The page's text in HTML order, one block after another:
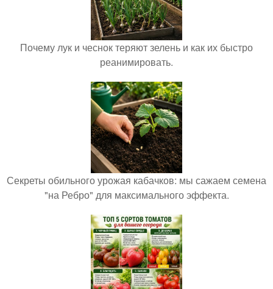
Почему лук и чеснок теряют зелень и как их быстро
реанимировать.
Секреты обильного урожая кабачков: мы сажаем семена
"на Ребро" для максимального эффекта.